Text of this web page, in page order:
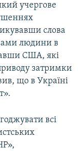
учергове
слова
людини в
США, які
затримки
що в Україні
всі